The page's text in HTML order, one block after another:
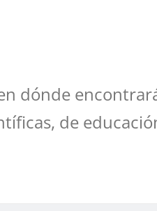
dónde
de